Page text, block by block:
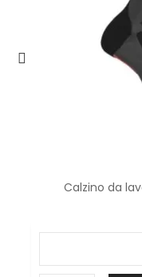
Calzino da